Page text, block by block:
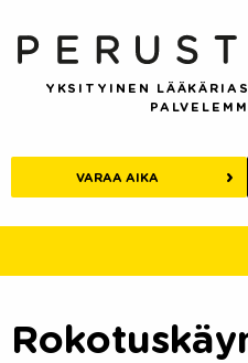
content
YKSITYINEN
VARAA AIKA